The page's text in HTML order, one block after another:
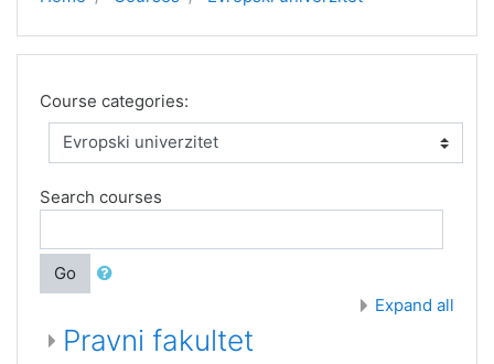
Course categories:
Search courses
Go
Expand all
Pravni fakultet